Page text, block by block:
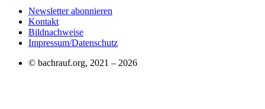
Newsletter abonnieren
Kontakt
Bildnachweise
Impressum/Datenschutz
© bachrauf.org, 2021 – 2026